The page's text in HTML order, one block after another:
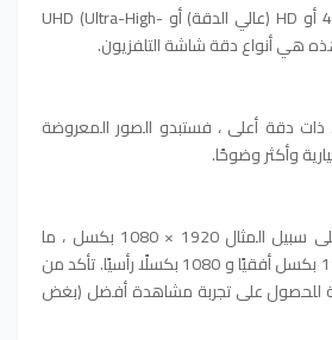
قد تكون سمعت عن 4K أو HD (عالي الدقة) أو UHD (Ultra-High-
ذات دقة أعلى ، فستبدو الصور المعروضة
وأكثر وضوحًا.
عادة ما يسمى القرار على سبيل المثال 1920 × 1080 بكسل ، ما
يعني أن الشاشة بها 1920 بكسل أفقيًا و 1080 بكسلًا رأسيًا. تأكد من
للحصول على تجربة مشاهدة أفضل (بغض